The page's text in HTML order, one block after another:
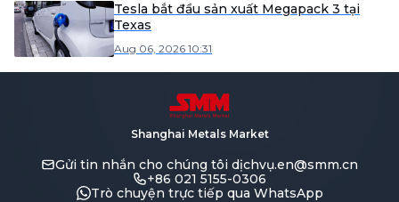
Tesla bắt đầu sản xuất Megapack 3 tại
Texas
Aug 06, 2026 10:31
Shanghai Metals Market
Gửi tin nhắn cho chúng tôi dịchvụ.en@smm.cn
+86 021 5155-0306
Trò chuyện trực tiếp qua WhatsApp